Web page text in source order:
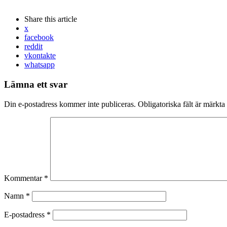
Share this article
x
facebook
reddit
vkontakte
whatsapp
Lämna ett svar
Din e-postadress kommer inte publiceras. Obligatoriska fält är märkta
Kommentar *
Namn *
E-postadress *